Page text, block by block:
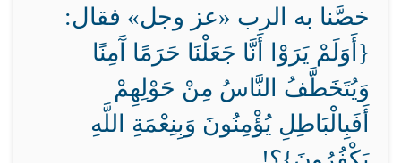
خصَّنا به الرب «عز وجل» فقال:
{أَوَلَمْ يَرَوْا أَنَّا جَعَلْنَا حَرَمًا آَمِنًا
وَيُتَخَطَّفُ النَّاسُ مِنْ حَوْلِهِمْ
أَفَبِالْبَاطِلِ يُؤْمِنُونَ وَبِنِعْمَةِ اللَّهِ